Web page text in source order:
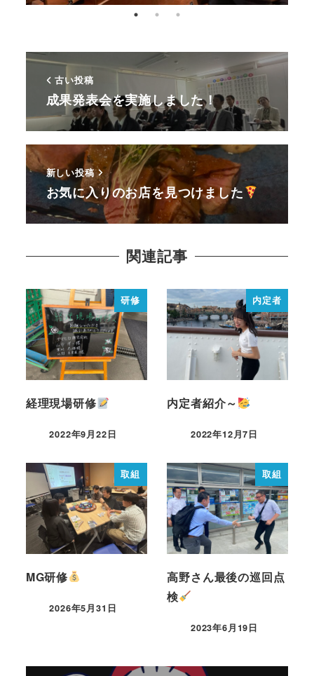
古い投稿
成果発表会を実施しました！
新しい投稿
お気に入りのお店を見つけました
関連記事
研修
経理現場研修
2022年9月22日
内定者
内定者紹介～
2022年12月7日
取組
MG研修
2026年5月31日
取組
高野さん最後の巡回点
検
2023年6月19日